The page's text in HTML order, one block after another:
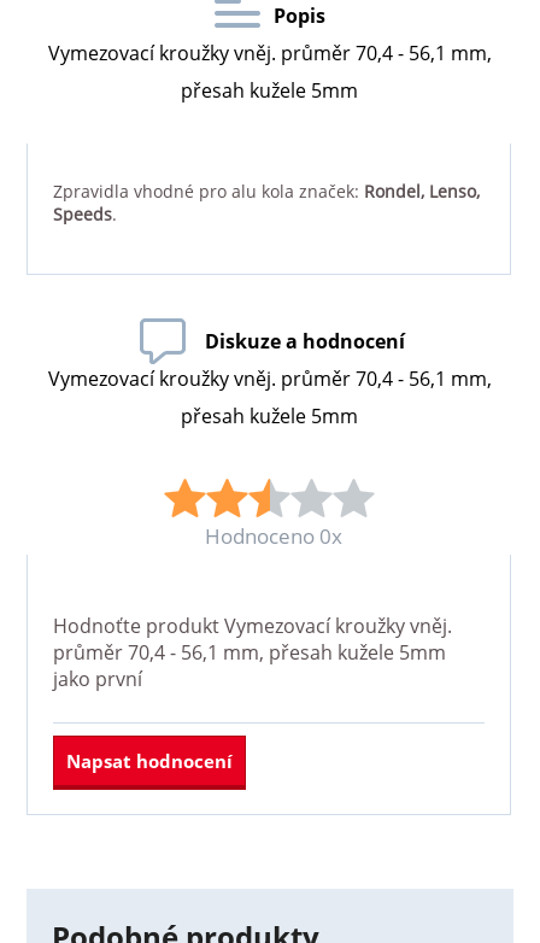
Popis
Vymezovací kroužky vněj. průměr 70,4 - 56,1 mm,
přesah kužele 5mm
Zpravidla vhodné pro alu kola značek: Rondel, Lenso,
Speeds.
Diskuze a hodnocení
Vymezovací kroužky vněj. průměr 70,4 - 56,1 mm,
přesah kužele 5mm
Hodnoceno 0x
Hodnoťte produktVymezovací kroužky vněj.
průměr 70,4 - 56,1 mm, přesah kužele 5mm
jako první
Napsat hodnocení